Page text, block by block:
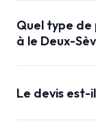
Quel type
à le Deux-
Le devis est-